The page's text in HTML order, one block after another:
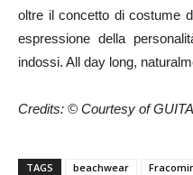
oltre il concetto di costume
espressione della
indossi. All day long,
Credits: © Courtesy of
TAGS beachwear